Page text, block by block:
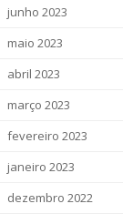
junho 2023
maio 2023
abril 2023
março 2023
fevereiro 2023
janeiro 2023
dezembro 2022